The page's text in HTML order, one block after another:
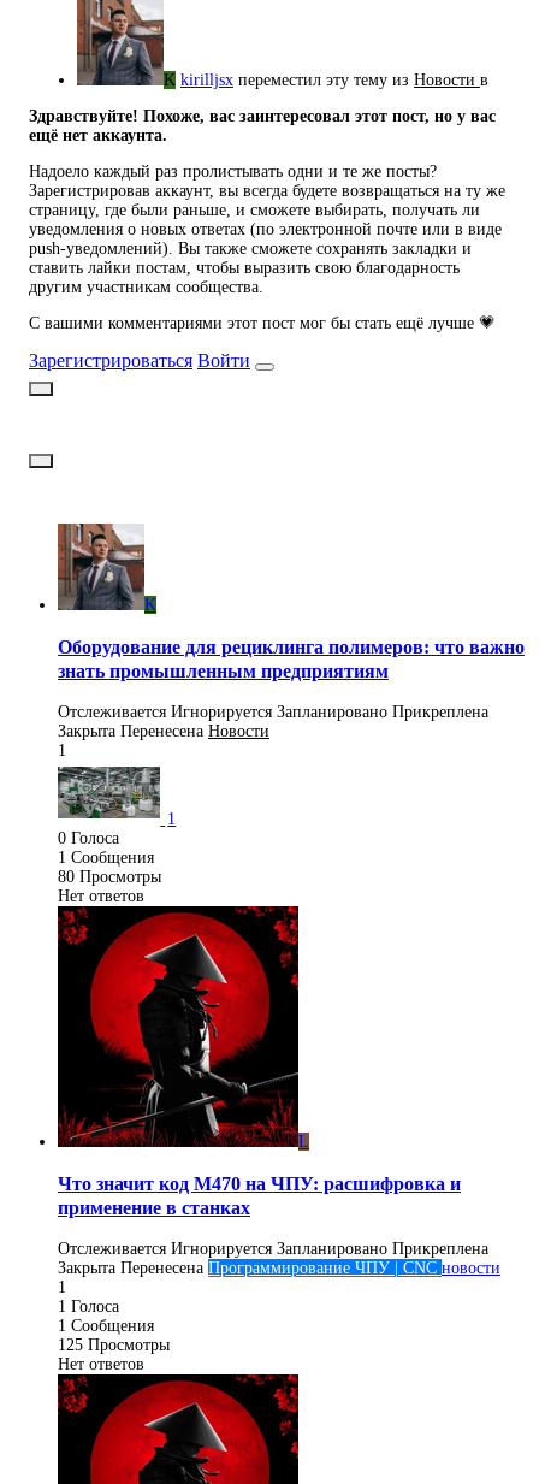
K kirilljsx переместил эту тему из Новости в
Здравствуйте! Похоже, вас заинтересовал этот пост, но у вас
ещё нет аккаунта.
Надоело каждый раз пролистывать одни и те же посты?
Зарегистрировав аккаунт, вы всегда будете возвращаться на ту же
страницу, где были раньше, и сможете выбирать, получать ли
уведомления о новых ответах (по электронной почте или в виде
push-уведомлений). Вы также сможете сохранять закладки и
ставить лайки постам, чтобы выразить свою благодарность
другим участникам сообщества.
С вашими комментариями этот пост мог бы стать ещё лучше 💗
Зарегистрироваться Войти
K
Оборудование для рециклинга полимеров: что важно
знать промышленным предприятиям
Отслеживается Игнорируется Запланировано Прикреплена
Закрыта Перенесена Новости
1
1
0 Голоса
1 Сообщения
80 Просмотры
Нет ответов
L
Что значит код M470 на ЧПУ: расшифровка и
применение в станках
Отслеживается Игнорируется Запланировано Прикреплена
Закрыта Перенесена Программирование ЧПУ | CNC новости
1
1 Голоса
1 Сообщения
125 Просмотры
Нет ответов